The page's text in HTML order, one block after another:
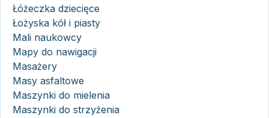
Łóżeczka dziecięce
Łożyska kół i piasty
Mali naukowcy
Mapy do nawigacji
Masażery
Masy asfaltowe
Maszynki do mielenia
Maszynki do strzyżenia